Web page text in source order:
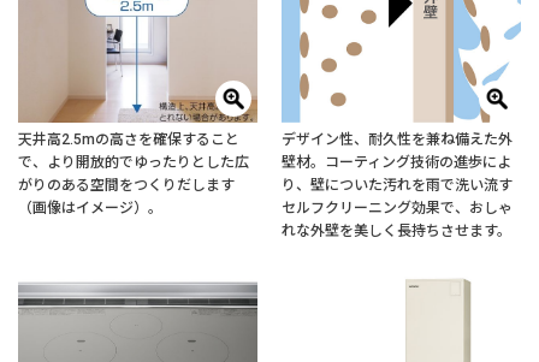
天井高2.5mの高さを確保すること
で、より開放的でゆったりとした広
がりのある空間をつくりだします
（画像はイメージ）。
デザイン性、耐久性を兼ね備えた外
壁材。コーティング技術の進歩によ
り、壁についた汚れを雨で洗い流す
セルフクリーニング効果で、おしゃ
れな外壁を美しく長持ちさせます。